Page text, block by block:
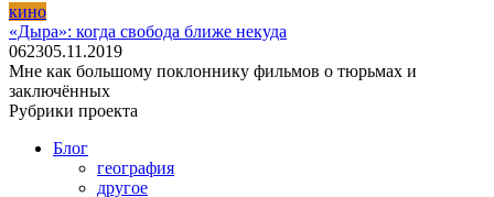
кино
«Дыра»: когда свобода ближе некуда
062305.11.2019
Мне как большому поклоннику фильмов о тюрьмах и
заключённых
Рубрики проекта
Блог
география
другое